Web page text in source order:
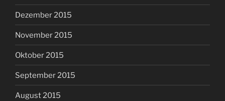
Dezember 2015
November 2015
Oktober 2015
September 2015
August 2015